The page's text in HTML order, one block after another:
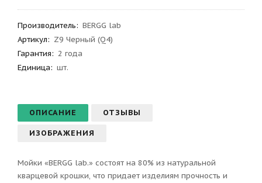
Производитель: BERGG lab
Артикул: Z9 Черный (Q4)
Гарантия: 2 года
Единица: шт.
ОПИСАНИЕ ОТЗЫВЫ
ИЗОБРАЖЕНИЯ
Мойки «BERGG lab.» состоят на 80% из натуральной
кварцевой крошки, что придает изделиям прочность и